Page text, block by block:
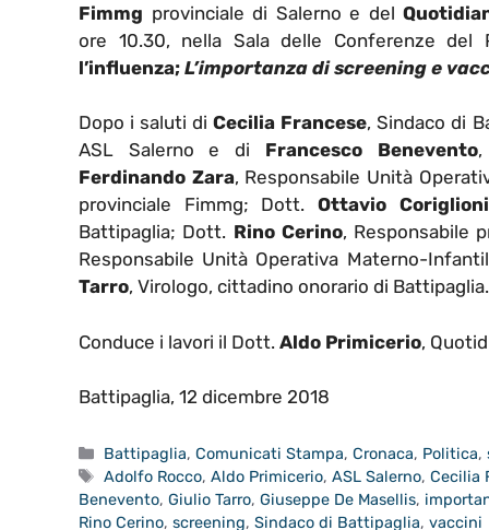
Fimmg provinciale di Salerno e del
ore 10.30, nella Sala delle Conferenze
l’influenza; L’importanza di screening e
Dopo i saluti diCecilia Francese, Sindaco di
ASL Salerno e di Francesco Benevento,
Ferdinando Zara, Responsabile Unità
provinciale Fimmg; Dott.Ottavio Coriglioni
Battipaglia; Dott. Rino Cerino, Responsabile
Responsabile Unità Operativa Materno-
Tarro, Virologo, cittadino onorario di Battipaglia.
Conduce i lavori il Dott. Aldo Primicerio,
Battipaglia, 12 dicembre 2018
Categorie
Battipaglia,Comunicati Stampa,Cronaca, Politica,
Tag
Adolfo Rocco,Aldo Primicerio,ASL Salerno,Cecilia
Benevento, Giulio Tarro, Giuseppe De Masellis,
Rino Cerino, screening, Sindaco di Battipaglia, vaccini